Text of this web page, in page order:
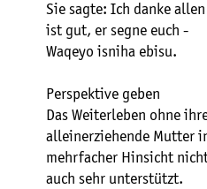
Sie sagte: Ich danke
ist gut, er segne euch -
Waqeyo isniha ebisu.
Perspektive geben
Das Weiterleben ohne
alleinerziehende Mutter
mehrfacher Hinsicht
auch sehr unterstützt.